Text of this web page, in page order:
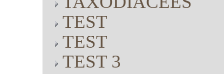
TEST
TEST
TEST 3